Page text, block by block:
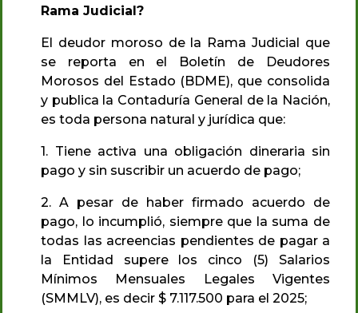
Rama Judicial?
El deudor moroso de la Rama Judicial que
se reporta en el Boletín de Deudores
Morosos del Estado (BDME), que consolida
y publica la Contaduría General de la Nación,
es toda persona natural y jurídica que:
1. Tiene activa una obligación dineraria sin
pago y sin suscribir un acuerdo de pago;
2. A pesar de haber firmado acuerdo de
pago, lo incumplió, siempre que la suma de
todas las acreencias pendientes de pagar a
la Entidad supere los cinco (5) Salarios
Mínimos Mensuales Legales Vigentes
(SMMLV), es decir $ 7.117.500 para el 2025;